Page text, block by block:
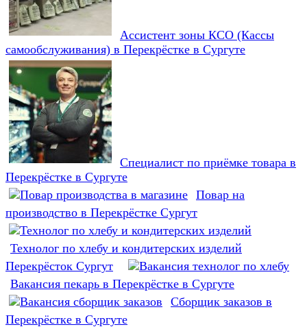
Ассистент зоны КСО (Кассы
самообслуживания) в Перекрёстке в Сургуте
Специалист по приёмке товара в
Перекрёстке в Сургуте
Повар на
производство в Перекрёстке Сургут
Технолог по хлебу и кондитерских изделий
Перекрёсток Сургут
Вакансия пекарь в Перекрёстке в Сургуте
Сборщик заказов в
Перекрёстке в Сургуте